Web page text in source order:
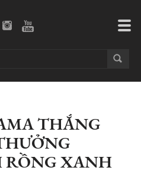
THẮNG
XANH